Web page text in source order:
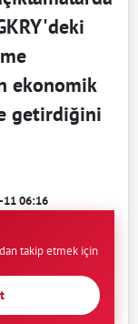
ekonomik
getirdiğini
06:16
takip etmek için